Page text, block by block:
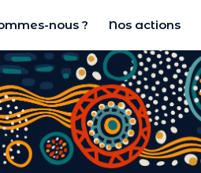
nous ? Nos actions